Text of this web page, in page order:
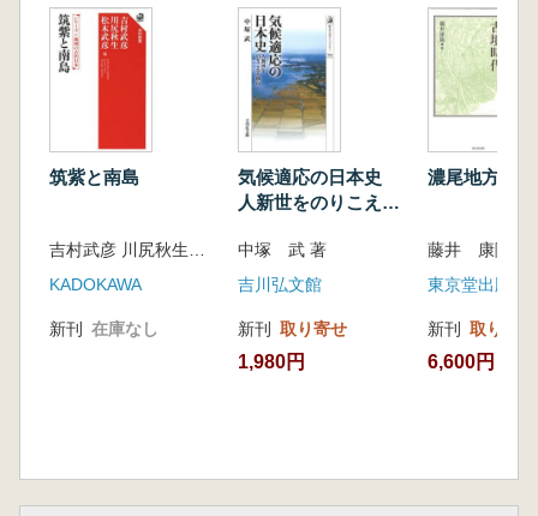
筑紫と南島
KADOKAWA
新刊 在庫なし
気候適応の日本史
人新世をのりこえる
中塚 武 著
吉川弘文館
新刊 取り寄せ
1,980円
濃尾地方の
藤井 康隆 著
東京堂出版
新刊 取り寄せ
6,600円